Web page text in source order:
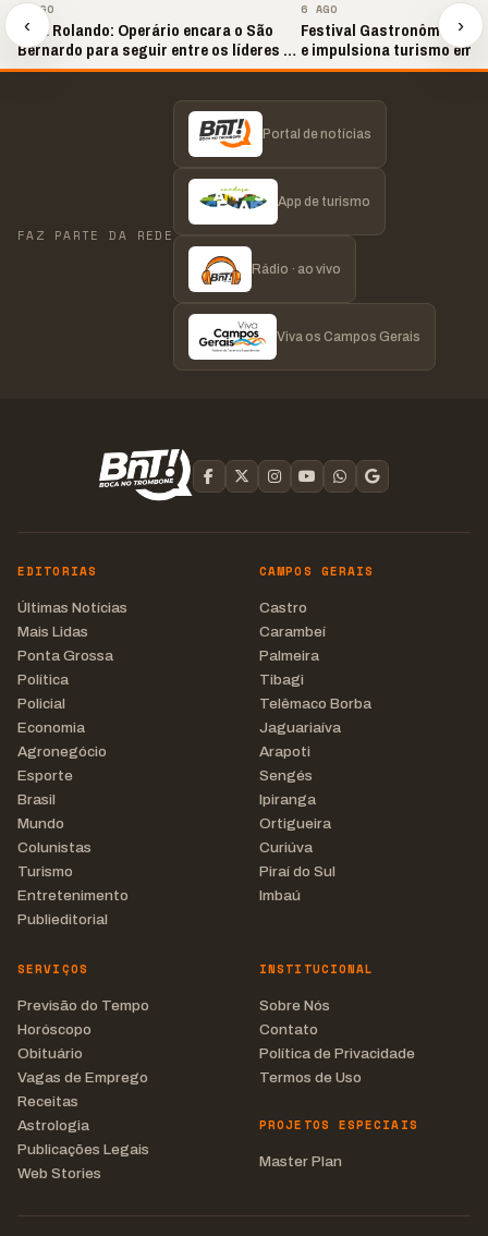
‹
6 AGO
Bola Rolando: Operário encara o São
Bernardo para seguir entre os líderes da
Série B
6 AGO
Festival Gastronômico
e impulsiona turismo em
›
FAZ PARTE DA REDE
Portal de notícias
App de turismo
Rádio · ao vivo
Viva os Campos Gerais
EDITORIAS
Últimas Notícias
Mais Lidas
Ponta Grossa
Política
Policial
Economia
Agronegócio
Esporte
Brasil
Mundo
Colunistas
Turismo
Entretenimento
Publieditorial
CAMPOS GERAIS
Castro
Carambeí
Palmeira
Tibagi
Telêmaco Borba
Jaguariaíva
Arapoti
Sengés
Ipiranga
Ortigueira
Curiúva
Piraí do Sul
Imbaú
SERVIÇOS
Previsão do Tempo
Horóscopo
Obituário
Vagas de Emprego
Receitas
Astrologia
Publicações Legais
Web Stories
INSTITUCIONAL
Sobre Nós
Contato
Política de Privacidade
Termos de Uso
PROJETOS ESPECIAIS
Master Plan